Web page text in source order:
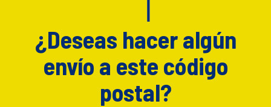
¿Deseas hacer algún
envío a este código
postal?